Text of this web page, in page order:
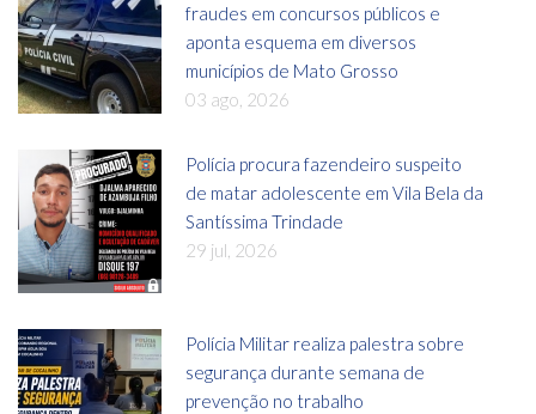
fraudes em concursos públicos e
aponta esquema em diversos
municípios de Mato Grosso
03 ago, 2026
Polícia procura fazendeiro suspeito
de matar adolescente em Vila Bela da
Santíssima Trindade
29 jul, 2026
Polícia Militar realiza palestra sobre
segurança durante semana de
prevenção no trabalho